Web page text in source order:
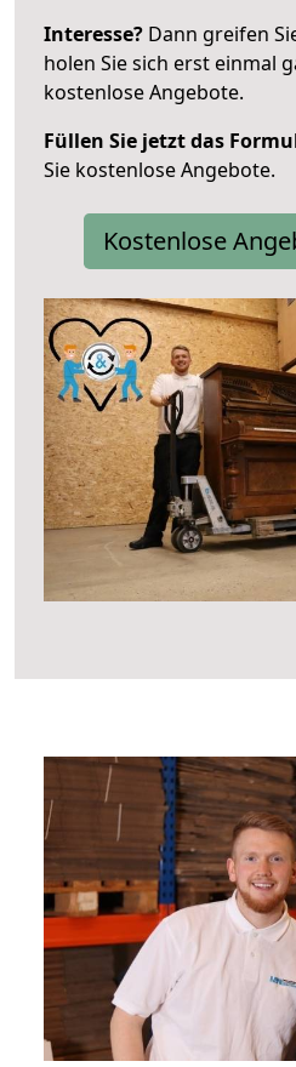
Interesse? Dann greifen
holen Sie sich erst einmal
kostenlose Angebote.
Füllen Sie jetzt das
Sie kostenlose Angebote.
Kostenlose